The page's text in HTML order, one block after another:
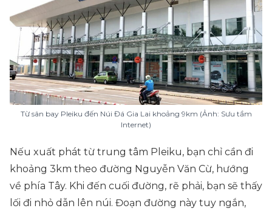
Từ sân bay Pleiku đến Núi Đá Gia Lai khoảng 9km (Ảnh: Sưu tầm
Internet)
Nếu xuất phát từ trung tâm Pleiku, bạn chỉ cần đi
khoảng 3km theo đường Nguyễn Văn Cừ, hướng
về phía Tây. Khi đến cuối đường, rẽ phải, bạn sẽ thấy
lối đi nhỏ dẫn lên núi. Đoạn đường này tuy ngắn,